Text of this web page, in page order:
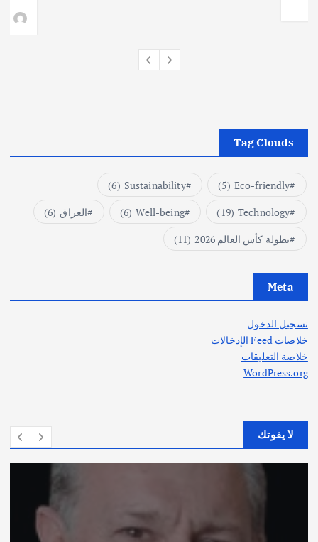
Tag Clouds
Eco-friendly
(5)
Sustainability
(6)
Technology
(19)
Well-being
(6) العراق (6)
بطولة كأس العالم 2026
(11)
Meta
تسجيل الدخول
خلاصات Feed الإدخالات
خلاصة التعليقات
WordPress.org
لا يفوتك